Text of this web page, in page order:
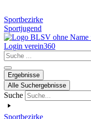
Sportbezirke
Sportjugend
Login verein360
Search
...
Ergebnisse
Alle Suchergebnisse
Suche
Sportbezirke